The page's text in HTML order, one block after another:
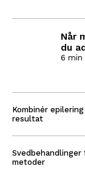
Når
du
6 min
Kombinér
resultat
metoder